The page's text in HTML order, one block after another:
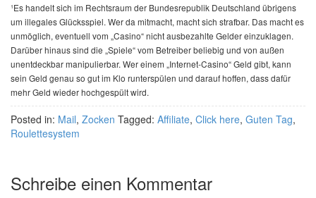
¹Es handelt sich im Rechtsraum der Bundesrepublik Deutschland übrigens
um illegales Glücksspiel. Wer da mitmacht, macht sich strafbar. Das macht es
unmöglich, eventuell vom „Casino“ nicht ausbezahlte Gelder einzuklagen.
Darüber hinaus sind die „Spiele“ vom Betreiber beliebig und von außen
unentdeckbar manipulierbar. Wer einem „Internet-Casino“ Geld gibt, kann
sein Geld genau so gut im Klo runterspülen und darauf hoffen, dass dafür
mehr Geld wieder hochgespült wird.
Posted in: Mail, Zocken Tagged: Affiliate, Click here, Guten Tag,
Roulettesystem
Schreibe einen Kommentar